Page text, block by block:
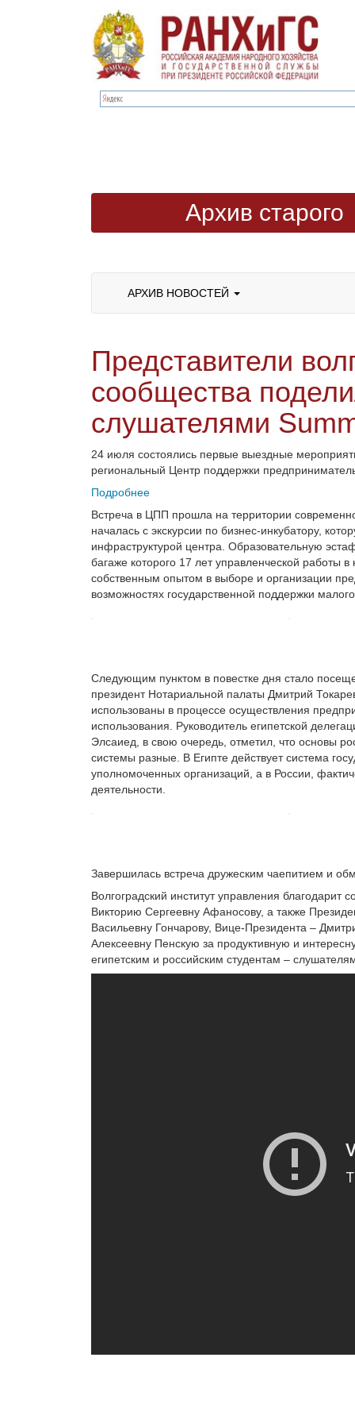
Архив старого
АРХИВ НОВОСТЕЙ
Представители
сообщества
слушателями
24 июля состоялись первые выездные
региональный Центр поддержки
Подробнее
Встреча в ЦПП прошла на территории
началась с экскурсии по бизнес-инкубатору,
инфраструктурой центра. Образовательную
багаже которого 17 лет управленческой работы
собственным опытом в выборе и организации
возможностях государственной поддержки
Следующим пунктом в повестке дня стало
президент Нотариальной палаты Дмитрий
использованы в процессе осуществления
использования. Руководитель египетской
Элсаиед, в свою очередь, отметил, что основы
системы разные. В Египте действует система
уполномоченных организаций, а в России,
деятельности.
Завершилась встреча дружеским чаепитием и
Волгоградский институт управления
Викторию Сергеевну Афаносову, а также
Васильевну Гончарову, Вице-Президента –
Алексеевну Пенскую за продуктивную и
египетским и российским студентам –